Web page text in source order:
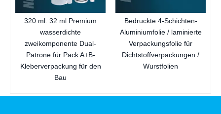
320 ml: 32 ml Premium
wasserdichte
zweikomponente Dual-
Patrone für Pack A+B-
Kleberverpackung für den
Bau
Bedruckte 4-Schichten-
Aluminiumfolie / laminierte
Verpackungsfolie für
Dichtstoffverpackungen /
Wurstfolien